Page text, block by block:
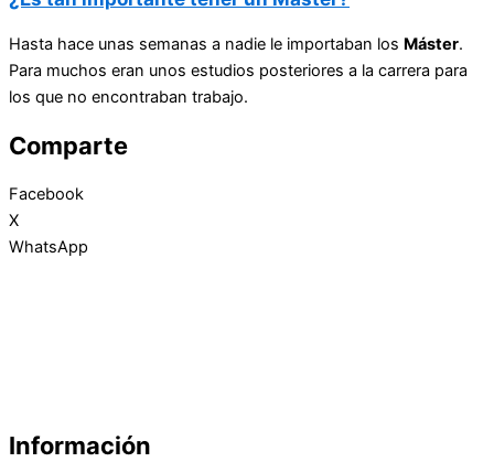
Hasta hace unas semanas a nadie le importaban los Máster.
Para muchos eran unos estudios posteriores a la carrera para
los que no encontraban trabajo.
Comparte
Facebook
X
WhatsApp
Información